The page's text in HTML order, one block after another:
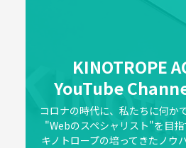
KINOTROPE
YouTube
コロナの時代に、私たちに何か
"Webのスペシャリスト"を目指
キノトロープの培ってきたノウ